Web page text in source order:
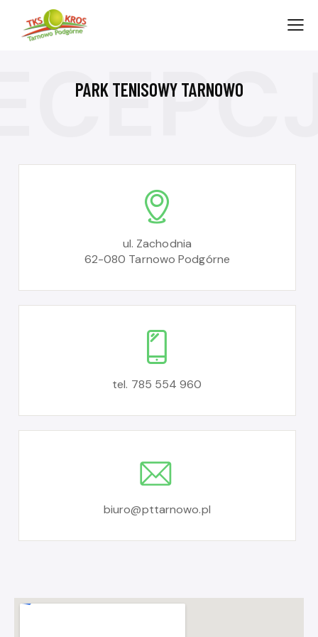
PARK TENISOWY TARNOWO
ul. Zachodnia
62-080 Tarnowo Podgórne
tel. 785 554 960
biuro@pttarnowo.pl